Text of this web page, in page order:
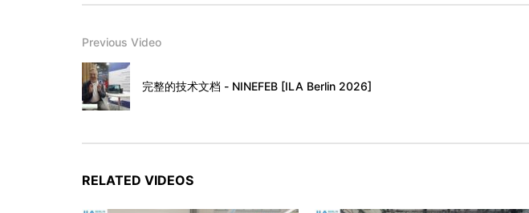
Previous Video
完整的技术文档 - NINEFEB [ILA Berlin 2026]
RELATED VIDEOS